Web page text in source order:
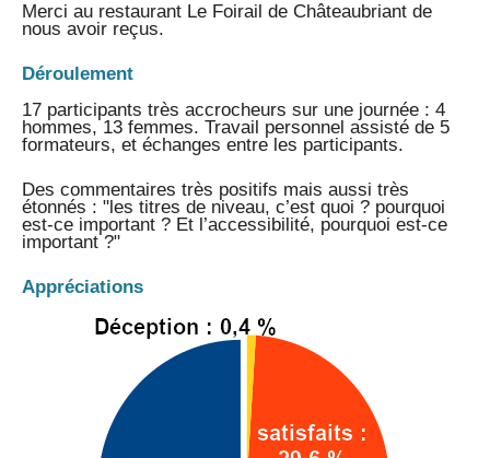
Merci au restaurant Le Foirail de Châteaubriant de
nous avoir reçus.
Déroulement
17 participants très accrocheurs sur une journée : 4
hommes, 13 femmes. Travail personnel assisté de 5
formateurs, et échanges entre les participants.
Des commentaires très positifs mais aussi très
étonnés : "les titres de niveau, c’est quoi ? pourquoi
est-ce important ? Et l’accessibilité, pourquoi est-ce
important ?"
Appréciations